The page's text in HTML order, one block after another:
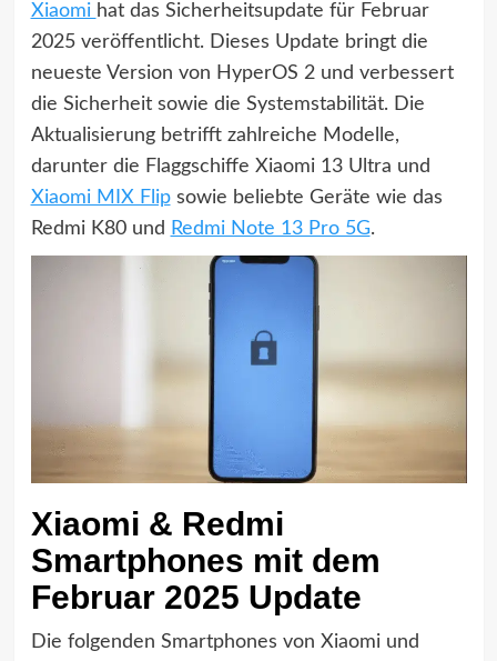
Xiaomi hat das Sicherheitsupdate für Februar
2025 veröffentlicht. Dieses Update bringt die
neueste Version von HyperOS 2 und verbessert
die Sicherheit sowie die Systemstabilität. Die
Aktualisierung betrifft zahlreiche Modelle,
darunter die Flaggschiffe Xiaomi 13 Ultra und
Xiaomi MIX Flipsowie beliebte Geräte wie das
Redmi K80 und Redmi Note 13 Pro 5G.
Xiaomi & Redmi
Smartphones mit dem
Februar 2025 Update
Die folgenden Smartphones von Xiaomi und